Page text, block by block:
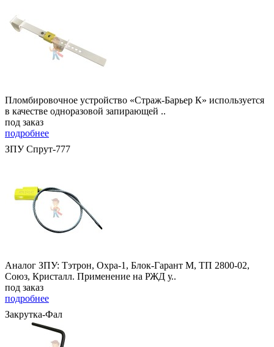
Пломбировочное устройство «Страж-Барьер К» используется
в качестве одноразовой запирающей ..
под заказ
подробнее
ЗПУ Спрут-777
Аналог ЗПУ: Тэтрон, Охра-1, Блок-Гарант М, ТП 2800-02,
Союз, Кристалл. Применение на РЖД у..
под заказ
подробнее
Закрутка-Фал